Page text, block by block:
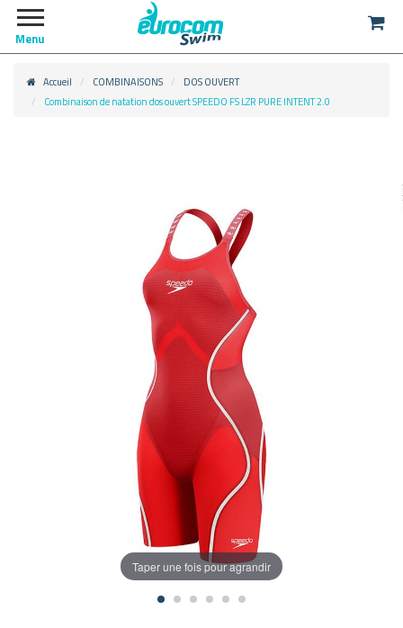
Menu
Accueil COMBINAISONS
DOS OUVERT
Combinaison de natation dos ouvert SPEEDO FS LZR PURE INTENT 2.0
Taper une fois pour agrandir